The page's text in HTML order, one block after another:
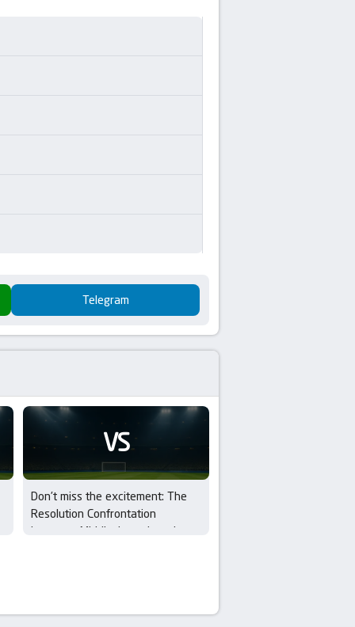
Telegram
VS
Don’t miss the excitement: The
Resolution Confrontation
between Middlesbrough and